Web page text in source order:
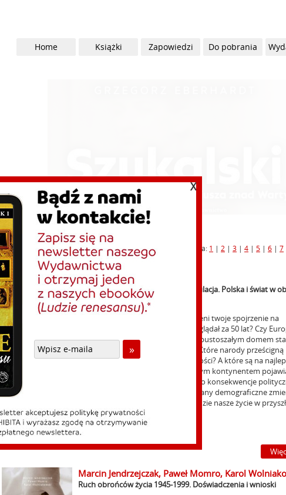
Do pobrania
Zapowiedzi
Książki
Home
Strona: 1 | 2 | 3 | 4 | 5 | 6 | 7
Cywilizacja
Radomir Nowakowski
Depopulacja. Polska i świat w
katastrofy demograficznej
Książka, którą trzymasz w ręku zmieni twoje spojrzenie na
przyszłość świata. Jak będzie on wyglądał za 50 lat? Czy
szansę być czymś więcej niż tylko opustoszałym domem
Czy Polacy jako naród przetrwają? Które narody prześcigną
wkrótce Chiny i Indie w liczbie ludności? A które są na
drodze do… wyginięcia? Przed którym kontynentem
demograficzna szansa? Jakie rodzi to konsekwencje
gospodarcze, społeczne, kulturowe i religijne, czyli jak zmiany demograficzne
światową geopolitykę i jak demografia determinować będzie nasze życie w
Marcin Jendrzejczak, Paweł Momro, Karol
Ruch obrońców życia 1945-1999. Doświadczenia i wnioski
X